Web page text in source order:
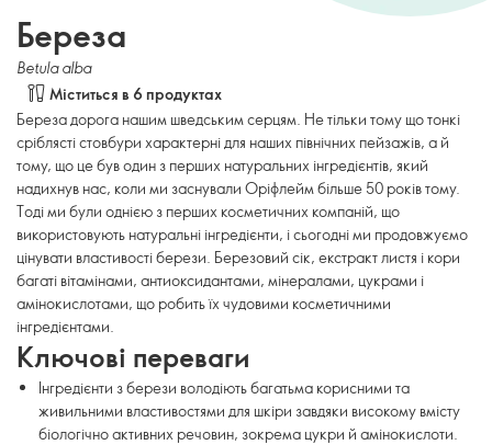
Береза
Betula alba
Міститься в 6 продуктах
Береза дорога нашим шведським серцям. Не тільки тому що тонкі
сріблясті стовбури характерні для наших північних пейзажів, а й
тому, що це був один з перших натуральних інгредієнтів, який
надихнув нас, коли ми заснували Оріфлейм більше 50 років тому.
Тоді ми були однією з перших косметичних компаній, що
використовують натуральні інгредієнти, і сьогодні ми продовжуємо
цінувати властивості берези. Березовий сік, екстракт листя і кори
багаті вітамінами, антиоксидантами, мінералами, цукрами і
амінокислотами, що робить їх чудовими косметичними
інгредієнтами.
Ключові переваги
Інгредієнти з берези володіють багатьма корисними та
живильними властивостями для шкіри завдяки високому вмісту
біологічно активних речовин, зокрема цукри й амінокислоти.